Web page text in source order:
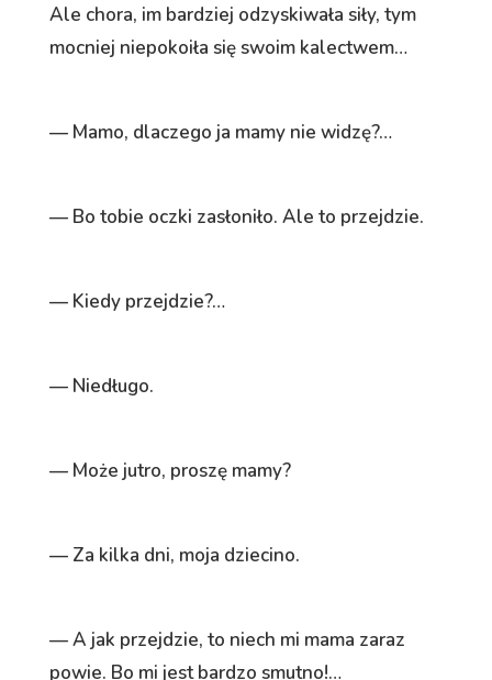
Ale chora, im bardziej odzyskiwała siły, tym
mocniej niepokoiła się swoim kalectwem…
— Mamo, dlaczego ja mamy nie widzę?…
— Bo tobie oczki zasłoniło. Ale to przejdzie.
— Kiedy przejdzie?…
— Niedługo.
— Może jutro, proszę mamy?
— Za kilka dni, moja dziecino.
— A jak przejdzie, to niech mi mama zaraz
powie. Bo mi jest bardzo smutno!…